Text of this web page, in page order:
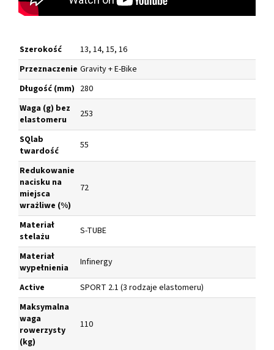
Szerokość
13, 14, 15, 16
Przeznaczenie Gravity + E-Bike
Długość (mm) 280
Waga (g) bez
elastomeru
253
SQlab
twardość
55
Redukowanie
nacisku na
miejsca
wrażliwe (%)
72
Materiał
stelażu
S-TUBE
Materiał
wypełnienia
Infinergy
Active
SPORT 2.1 (3 rodzaje elastomeru)
Maksymalna
waga
rowerzysty
(kg)
110